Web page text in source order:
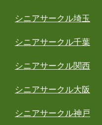
シニアサークル埼玉
シニアサークル千葉
シニアサークル関西
シニアサークル大阪
シニアサークル神戸